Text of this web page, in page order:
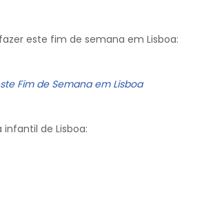
este fim de semana em Lisboa:
Fim de Semana em Lisboa
infantil de Lisboa: